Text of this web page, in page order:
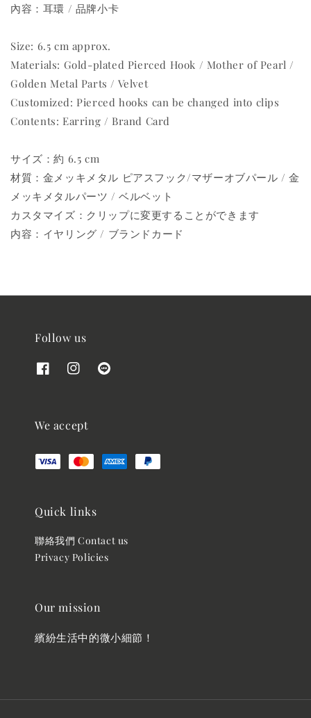
內容：耳環 / 品牌小卡
Size: 6.5 cm approx.
Materials: Gold-plated Pierced Hook / Mother of Pearl /
Golden Metal Parts / Velvet
Customized: Pierced hooks can be changed into clips
Contents: Earring / Brand Card
サイズ：約 6.5 cm
材質：金メッキメタル ピアスフック/マザーオブパール / 金
メッキメタルパーツ / ベルベット
カスタマイズ：クリップに変更することができます
内容：イヤリング / ブランドカード
Follow us
We accept
Quick links
聯絡我們 Contact us
Privacy Policies
Our mission
繽紛生活中的微小細節！